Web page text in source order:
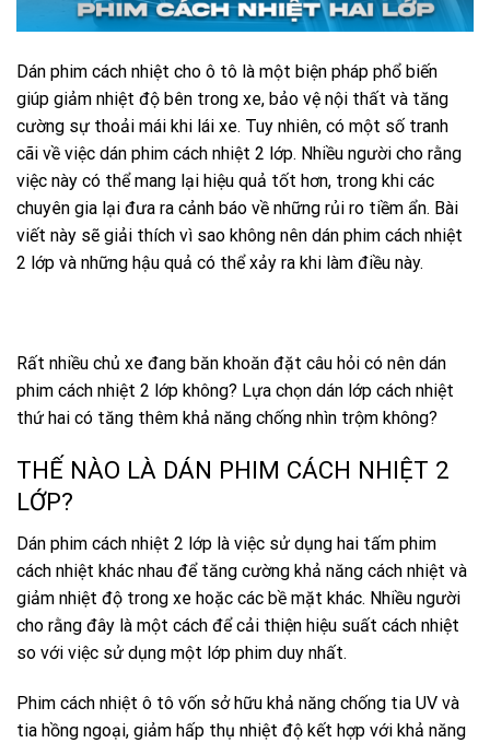
Dán phim cách nhiệt cho ô tô là một biện pháp phổ biến
giúp giảm nhiệt độ bên trong xe, bảo vệ nội thất và tăng
cường sự thoải mái khi lái xe. Tuy nhiên, có một số tranh
cãi về việc dán phim cách nhiệt 2 lớp. Nhiều người cho rằng
việc này có thể mang lại hiệu quả tốt hơn, trong khi các
chuyên gia lại đưa ra cảnh báo về những rủi ro tiềm ẩn. Bài
viết này sẽ giải thích vì sao không nên dán phim cách nhiệt
2 lớp và những hậu quả có thể xảy ra khi làm điều này.
Rất nhiều chủ xe đang băn khoăn đặt câu hỏi có nên dán
phim cách nhiệt 2 lớp không? Lựa chọn dán lớp cách nhiệt
thứ hai có tăng thêm khả năng chống nhìn trộm không?
THẾ NÀO LÀ DÁN PHIM CÁCH NHIỆT 2
LỚP?
Dán phim cách nhiệt 2 lớp là việc sử dụng hai tấm phim
cách nhiệt khác nhau để tăng cường khả năng cách nhiệt và
giảm nhiệt độ trong xe hoặc các bề mặt khác. Nhiều người
cho rằng đây là một cách để cải thiện hiệu suất cách nhiệt
so với việc sử dụng một lớp phim duy nhất.
Phim cách nhiệt ô tô vốn sở hữu khả năng chống tia UV và
tia hồng ngoại, giảm hấp thụ nhiệt độ kết hợp với khả năng